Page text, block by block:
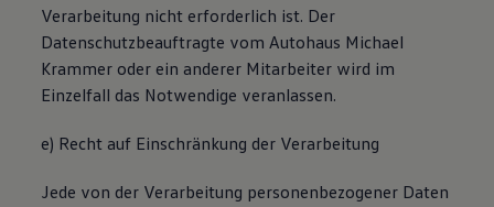
Verarbeitung nicht erforderlich ist. Der
Datenschutzbeauftragte vom Autohaus Michael
Krammer oder ein anderer Mitarbeiter wird im
Einzelfall das Notwendige veranlassen.
e) Recht auf Einschränkung der Verarbeitung
Jede von der Verarbeitung personenbezogener Daten